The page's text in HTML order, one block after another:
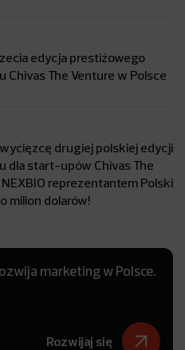
edycja prestiżowego
Chivas The Venture w Polsce
drugiej polskiej edycji
dla start-upów Chivas The
reprezentantem Polski
milion dolarów!
marketing w Polsce.
Rozwijaj się